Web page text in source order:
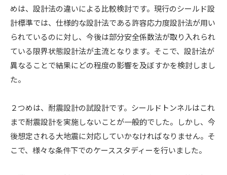
めは、設計法の違いによる比較検討です。現行のシールド設
計標準では、仕様的な設計法である許容応力度設計法が用い
られているのに対し、今後は部分安全係数法が取り入れられ
ている限界状態設計法が主流となります。そこで、設計法が
異なることで結果にどの程度の影響を及ぼすかを検討しまし
た。
２つめは、耐震設計の試設計です。シールドトンネルはこれ
まで耐震設計を実施しないことが一般的でした。しかし、今
後想定される大地震に対応していかなければなりません。そ
こで、様々な条件下でのケーススタディーを行いました。